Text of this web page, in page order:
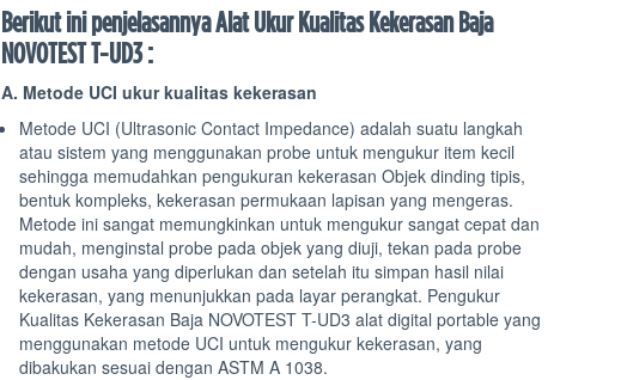
Berikut ini penjelasannya Alat Ukur Kualitas Kekerasan Baja
NOVOTEST T-UD3 :
A. Metode UCI ukur kualitas kekerasan
Metode UCI (Ultrasonic Contact Impedance) adalah suatu langkah
atau sistem yang menggunakan probe untuk mengukur item kecil
sehingga memudahkan pengukuran kekerasan Objek dinding tipis,
bentuk kompleks, kekerasan permukaan lapisan yang mengeras.
Metode ini sangat memungkinkan untuk mengukur sangat cepat dan
mudah, menginstal probe pada objek yang diuji, tekan pada probe
dengan usaha yang diperlukan dan setelah itu simpan hasil nilai
kekerasan, yang menunjukkan pada layar perangkat. Pengukur
Kualitas Kekerasan Baja NOVOTEST T-UD3 alat digital portable yang
menggunakan metode UCI untuk mengukur kekerasan, yang
dibakukan sesuai dengan ASTM A 1038.